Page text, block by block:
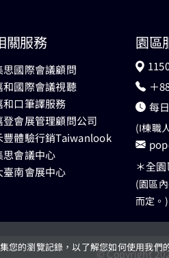
關服務
思國際會議顧問
和國際會議視聽
和口筆譯服務
登會展管理顧問公司
豐體驗行銷Taiwanlook
思會議中心
臺南會展中心
園區
＋
每
(I棟職
＊全
(園區
而定。)
© Copyright
您的瀏覽記錄，以了解您如何使用我